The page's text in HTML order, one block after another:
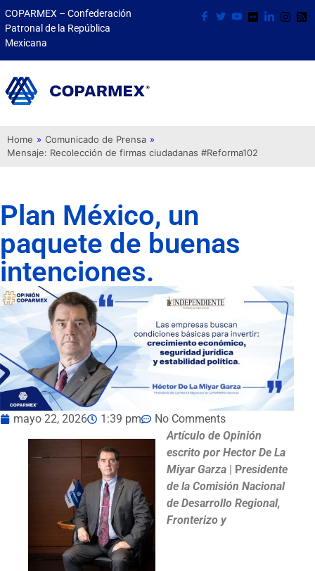
COPARMEX – Confederación
Patronal de la República
Mexicana
Home » Comunicado de Prensa »
Mensaje: Recolección de firmas ciudadanas #Reforma102
Plan México, un
paquete de buenas
intenciones.
mayo 22, 2026 1:39 pm
No Comments
Artículo de Opinión
escrito por Hector De La
Miyar Garza
Presidente
de la Comisión Nacional
de Desarrollo Regional,
Fronterizo y